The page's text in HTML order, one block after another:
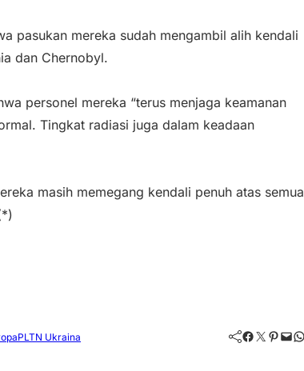
pasukan mereka sudah mengambil alih kendali
dan Chernobyl.
personel mereka “terus menjaga keamanan
Tingkat radiasi juga dalam keadaan
masih memegang kendali penuh atas semua
PLTN Ukraina Facebook Twitter Pinterest Mail WhatsApp